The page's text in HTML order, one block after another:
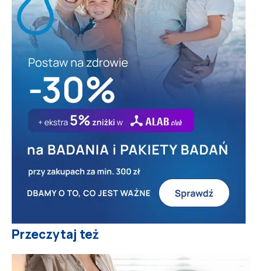
Przeczytaj też